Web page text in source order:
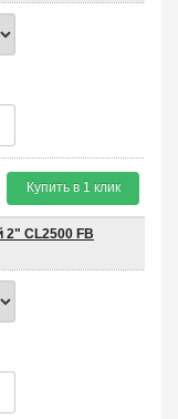
Купить в 1 клик
2" CL2500 FB